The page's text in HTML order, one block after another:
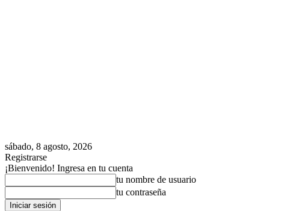
sábado, 8 agosto, 2026
Registrarse
¡Bienvenido! Ingresa en tu cuenta
tu nombre de usuario
tu contraseña